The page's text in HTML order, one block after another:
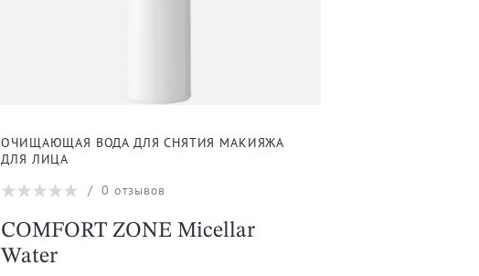
ОЧИЩАЮЩАЯ ВОДА ДЛЯ СНЯТИЯ МАКИЯЖА
ДЛЯ ЛИЦА
/0 отзывов
COMFORT ZONE Micellar
Water